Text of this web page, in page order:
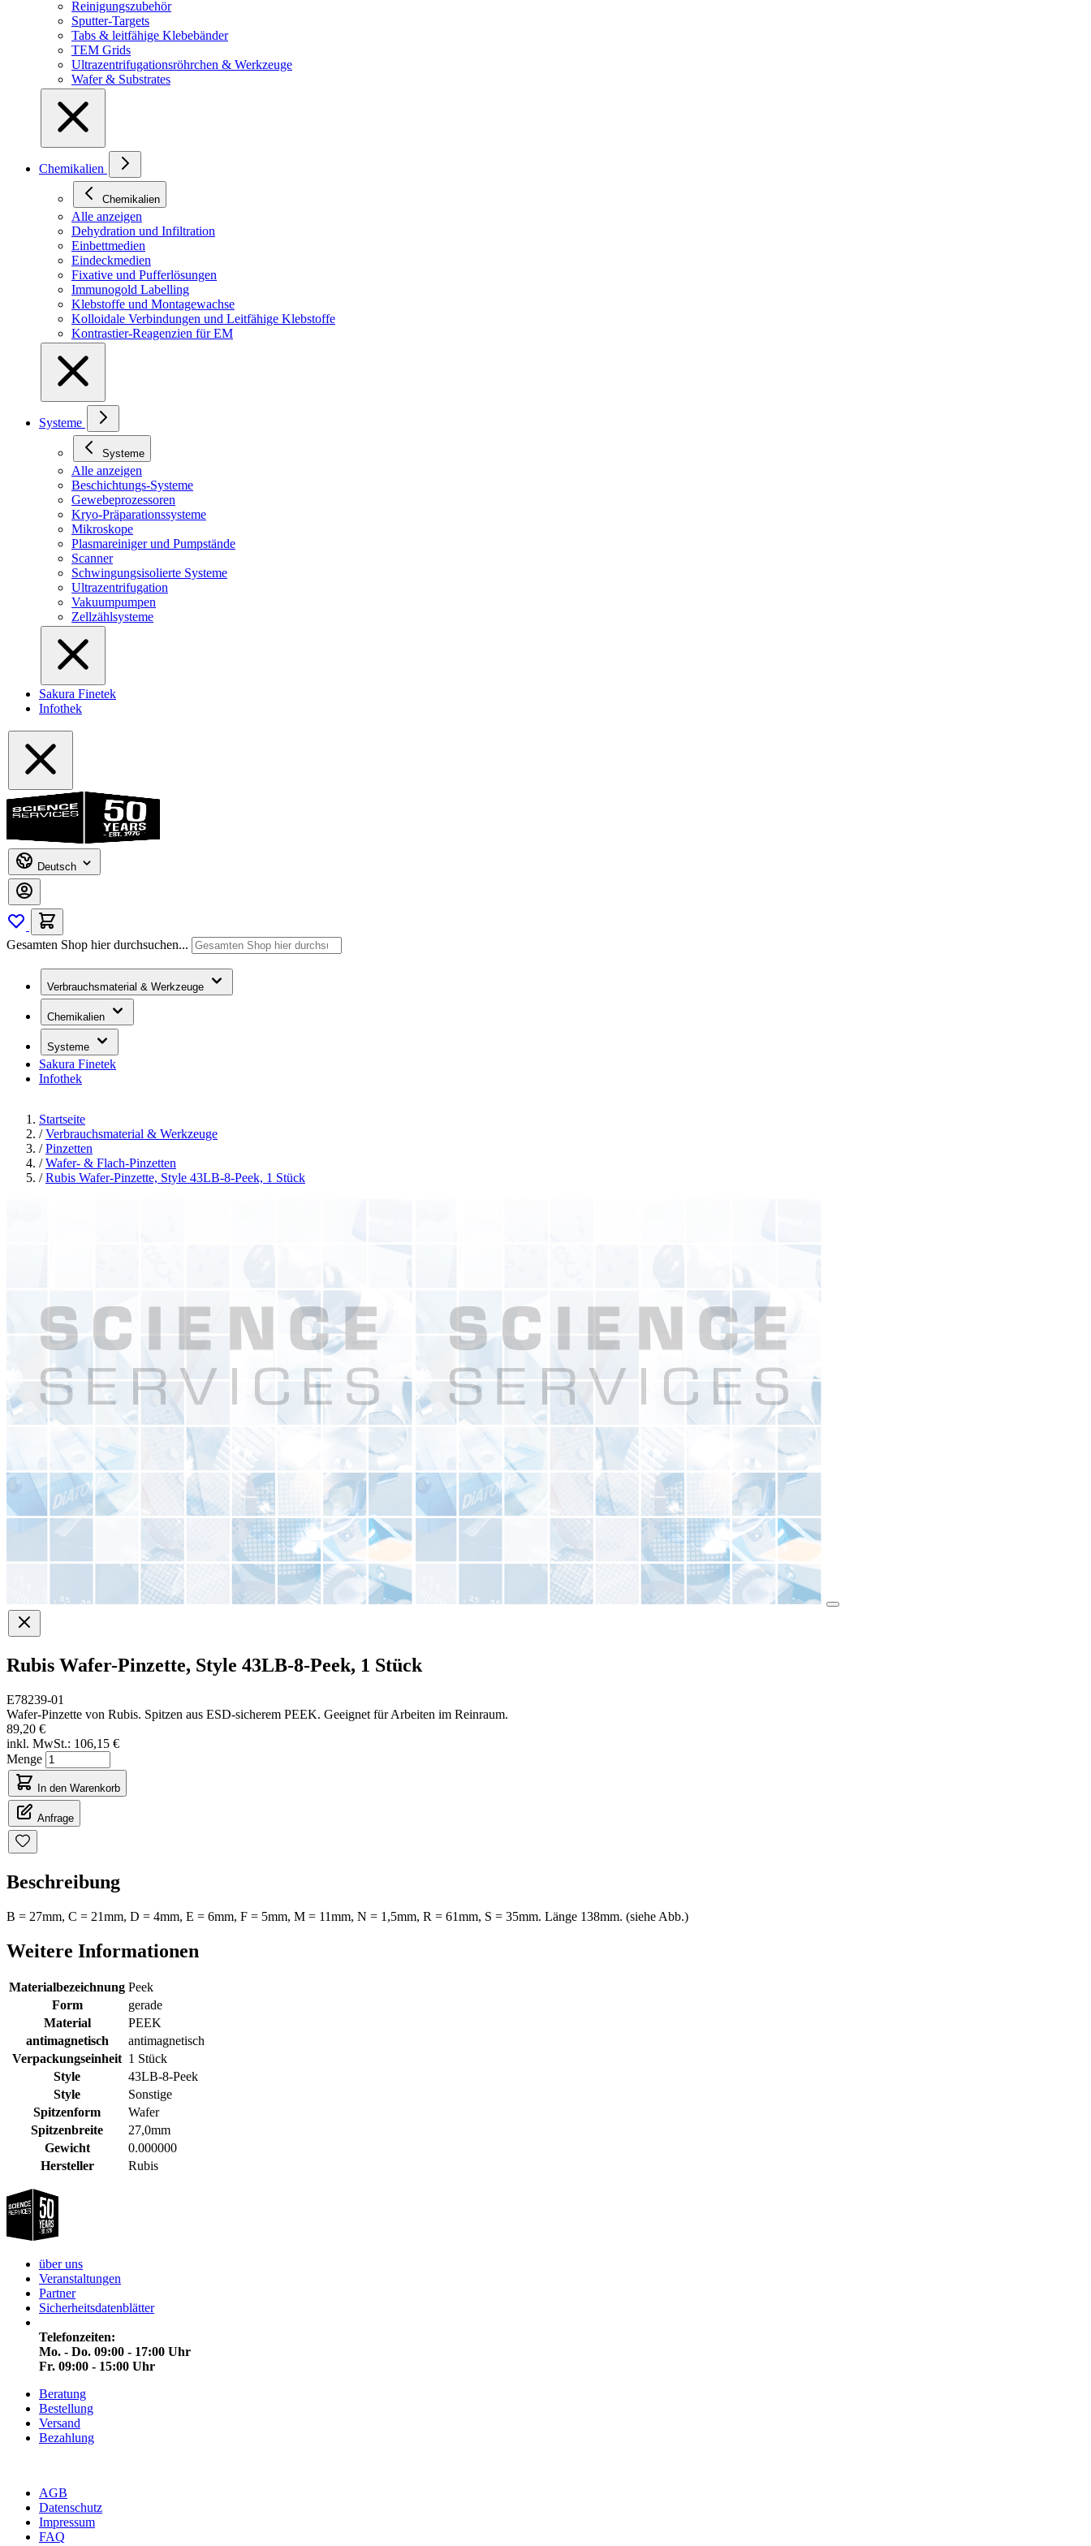
Reinigungszubehör
Sputter-Targets
Tabs & leitfähige Klebebänder
TEM Grids
Ultrazentrifugationsröhrchen & Werkzeuge
Wafer & Substrates
Chemikalien
Chemikalien
Alle anzeigen
Dehydration und Infiltration
Einbettmedien
Eindeckmedien
Fixative und Pufferlösungen
Immunogold Labelling
Klebstoffe und Montagewachse
Kolloidale Verbindungen und Leitfähige Klebstoffe
Kontrastier-Reagenzien für EM
Systeme
Systeme
Alle anzeigen
Beschichtungs-Systeme
Gewebeprozessoren
Kryo-Präparationssysteme
Mikroskope
Plasmareiniger und Pumpstände
Scanner
Schwingungsisolierte Systeme
Ultrazentrifugation
Vakuumpumpen
Zellzählsysteme
Sakura Finetek
Infothek
Deutsch
Gesamten Shop hier durchsuchen...
Verbrauchsmaterial & Werkzeuge
Chemikalien
Systeme
Sakura Finetek
Infothek
Startseite
/ Verbrauchsmaterial & Werkzeuge
/ Pinzetten
/ Wafer- & Flach-Pinzetten
/ Rubis Wafer-Pinzette, Style 43LB-8-Peek, 1 Stück
Rubis Wafer-Pinzette, Style 43LB-8-Peek, 1 Stück
E78239-01
Wafer-Pinzette von Rubis. Spitzen aus ESD-sicherem PEEK. Geeignet für Arbeiten im Reinraum.
89,20 €
inkl. MwSt.: 106,15 €
Menge
In den Warenkorb
Anfrage
Beschreibung
B = 27mm, C = 21mm, D = 4mm, E = 6mm, F = 5mm, M = 11mm, N = 1,5mm, R = 61mm, S = 35mm. Länge 138mm. (siehe Abb.)
Weitere Informationen
Materialbezeichnung Peek
Form
gerade
Material
PEEK
antimagnetisch
antimagnetisch
Verpackungseinheit 1 Stück
Style
43LB-8-Peek
Style
Sonstige
Spitzenform
Wafer
Spitzenbreite
27,0mm
Gewicht
0.000000
Hersteller
Rubis
über uns
Veranstaltungen
Partner
Sicherheitsdatenblätter
Telefonzeiten:
Mo. - Do. 09:00 - 17:00 Uhr
Fr. 09:00 - 15:00 Uhr
Beratung
Bestellung
Versand
Bezahlung
AGB
Datenschutz
Impressum
FAQ